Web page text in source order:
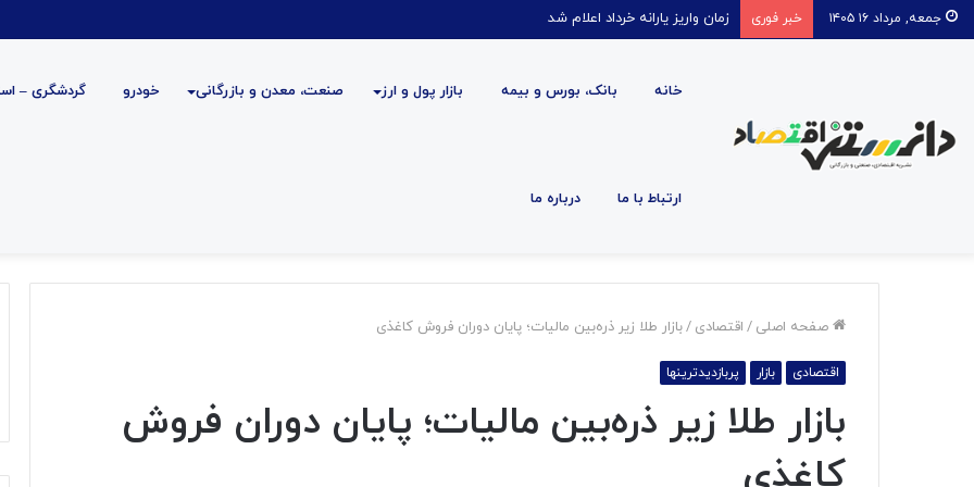
جمعه, مرداد ۱۶ ۱۴۰۵ خبر فوری قیمت روغن دریکسال رکورد زد
خانه بانک، بورس و بیمه بازار پول و ارز صنعت، معدن و بازرگانی خودرو گردشگری –
ارتباط با ما درباره ما
صفحه اصلی / اقتصادی /بازار طلا زیر ذره‌بین مالیات؛ پایان دوران فروش کاغذی
اقتصادی بازار پربازدیدترینها
بازار طلا زیر ذره‌بین مالیات؛ پایان دوران فروش